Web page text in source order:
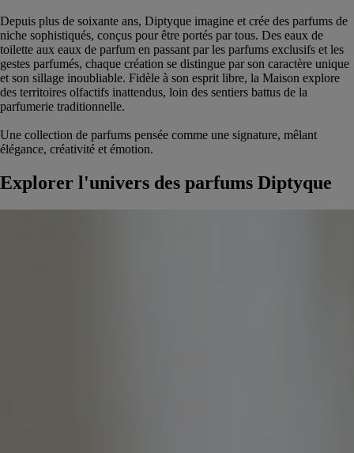
Depuis plus de soixante ans, Diptyque imagine et crée des parfums de
niche sophistiqués, conçus pour être portés par tous. Des eaux de
toilette aux eaux de parfum en passant par les parfums exclusifs et les
gestes parfumés, chaque création se distingue par son caractère unique
et son sillage inoubliable. Fidèle à son esprit libre, la Maison explore
des territoires olfactifs inattendus, loin des sentiers battus de la
parfumerie traditionnelle.
Une collection de parfums pensée comme une signature, mêlant
élégance, créativité et émotion.
Explorer l'univers des parfums Diptyque